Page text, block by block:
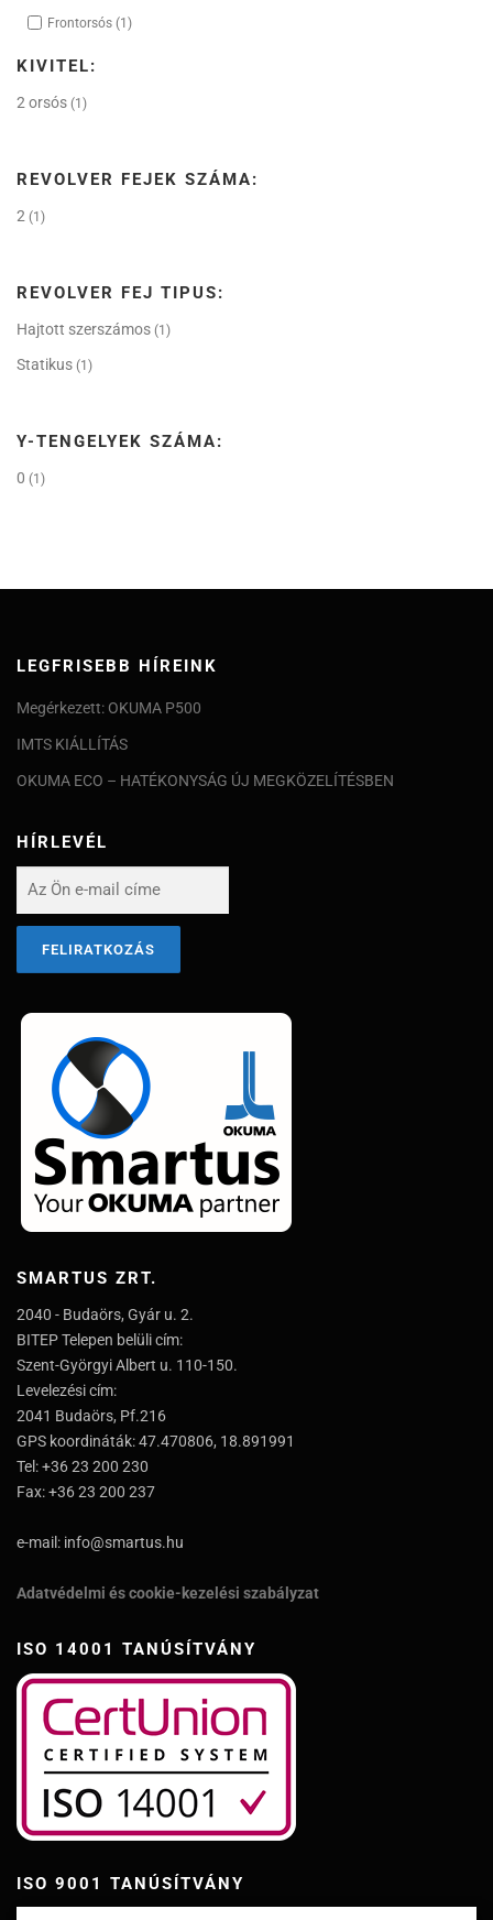
Frontorsós (1)
KIVITEL:
2 orsós (1)
REVOLVER FEJEK SZÁMA:
2 (1)
REVOLVER FEJ TIPUS:
Hajtott szerszámos (1)
Statikus (1)
Y-TENGELYEK SZÁMA:
0 (1)
LEGFRISEBB HÍREINK
Megérkezett: OKUMA P500
IMTS KIÁLLÍTÁS
OKUMA ECO – HATÉKONYSÁG ÚJ MEGKÖZELÍTÉSBEN
HÍRLEVÉL
SMARTUS ZRT.
2040 - Budaörs, Gyár u. 2.
BITEP Telepen belüli cím:
Szent-Györgyi Albert u. 110-150.
Levelezési cím:
2041 Budaörs, Pf.216
GPS koordináták: 47.470806, 18.891991
Tel: +36 23 200 230
Fax: +36 23 200 237
e-mail: info@smartus.hu
Adatvédelmi és cookie-kezelési szabályzat
ISO 14001 TANÚSÍTVÁNY
ISO 9001 TANÚSÍTVÁNY